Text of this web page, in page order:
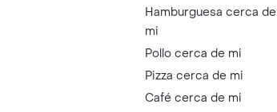
Hamburguesa cerca de
mi
Pollo cerca de mi
Pizza cerca de mi
Café cerca de mi